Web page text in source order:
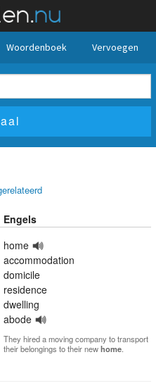
Woordenboek Vervoegen
Engels
home
accommodation
domicile
residence
dwelling
abode
They hired a moving company to transport
their belongings to their newhome